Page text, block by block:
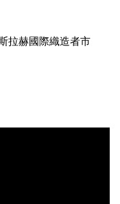
拉赫國際織造者市